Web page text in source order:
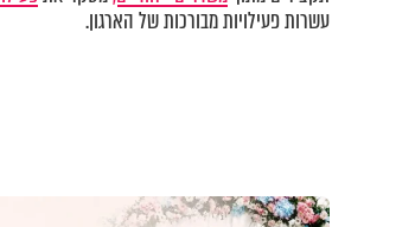
עשרות פעילויות מבורכות של הארגון.